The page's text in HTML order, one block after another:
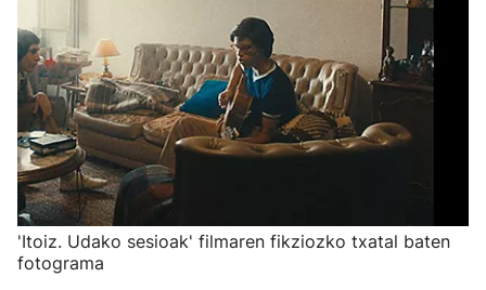
'Itoiz. Udako sesioak' filmaren fikziozko txatal baten
fotograma